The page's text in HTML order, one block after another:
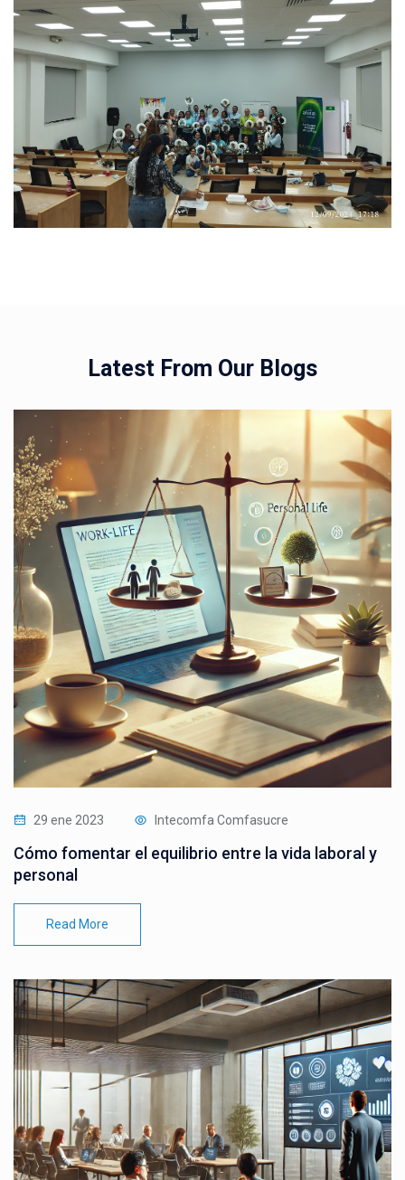
Latest From Our Blogs
29 ene 2023 Intecomfa Comfasucre
Cómo fomentar el equilibrio entre la vida laboral y
personal
Read More